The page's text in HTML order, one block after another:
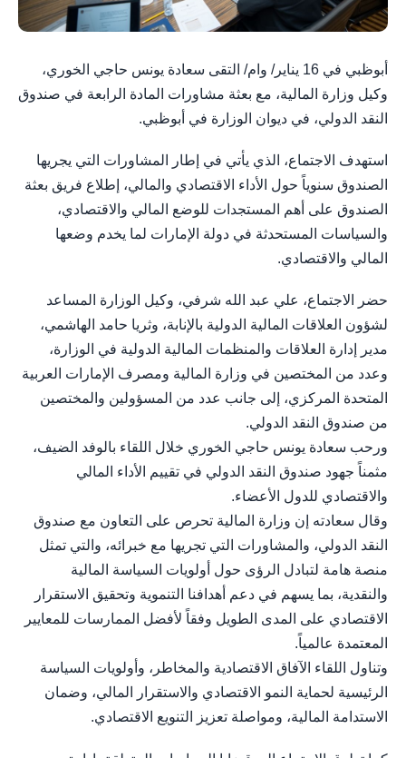
أبوظبي في 16 يناير/ وام/ التقى سعادة يونس حاجي الخوري،
وكيل وزارة المالية، مع بعثة مشاورات المادة الرابعة في صندوق
النقد الدولي، في ديوان الوزارة في أبوظبي.
استهدف الاجتماع، الذي يأتي في إطار المشاورات التي يجريها
الصندوق سنوياً حول الأداء الاقتصادي والمالي، إطلاع فريق بعثة
الصندوق على أهم المستجدات للوضع المالي والاقتصادي،
والسياسات المستحدثة في دولة الإمارات لما يخدم وضعها
المالي والاقتصادي.
حضر الاجتماع، علي عبد الله شرفي، وكيل الوزارة المساعد
لشؤون العلاقات المالية الدولية بالإنابة، وثريا حامد الهاشمي،
مدير إدارة العلاقات والمنظمات المالية الدولية في الوزارة،
وعدد من المختصين في وزارة المالية ومصرف الإمارات العربية
المتحدة المركزي، إلى جانب عدد من المسؤولين والمختصين
من صندوق النقد الدولي.
ورحب سعادة يونس حاجي الخوري خلال اللقاء بالوفد الضيف،
مثمناً جهود صندوق النقد الدولي في تقييم الأداء المالي
والاقتصادي للدول الأعضاء.
وقال سعادته إن وزارة المالية تحرص على التعاون مع صندوق
النقد الدولي، والمشاورات التي تجريها مع خبرائه، والتي تمثل
منصة هامة لتبادل الرؤى حول أولويات السياسة المالية
والنقدية، بما يسهم في دعم أهدافنا التنموية وتحقيق الاستقرار
الاقتصادي على المدى الطويل وفقاً لأفضل الممارسات للمعايير
المعتمدة عالمياً.
وتناول اللقاء الآفاق الاقتصادية والمخاطر، وأولويات السياسة
الرئيسية لحماية النمو الاقتصادي والاستقرار المالي، وضمان
الاستدامة المالية، ومواصلة تعزيز التنويع الاقتصادي.